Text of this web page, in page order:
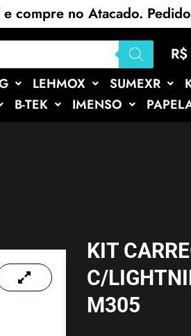
e compre no Atacado.
R$
LEHMOX SUMEXR
B-TEK IMENSO
KIT
C/
M305